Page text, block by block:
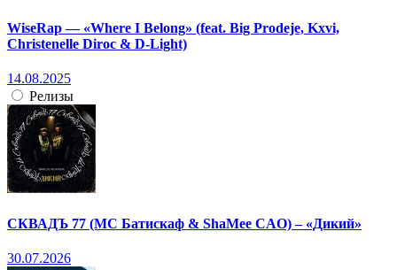
WiseRap — «Where I Belong» (feat. Big Prodeje, Kxvi,
Christenelle Diroc & D-Light)
14.08.2025
Релизы
СКВАДЪ 77 (МС Батискаф & ShaMee CAO) – «Дикий»
30.07.2026